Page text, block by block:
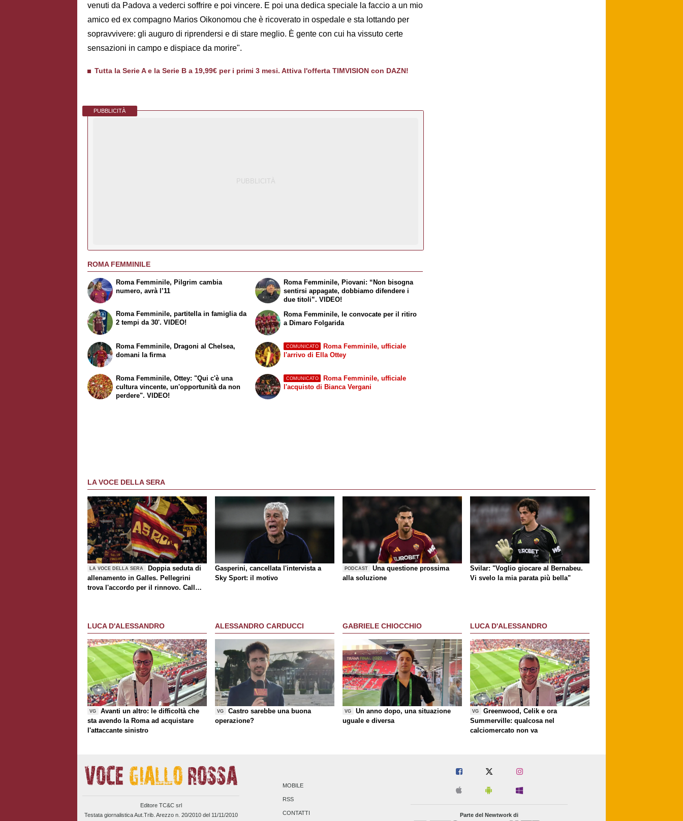
venuti da Padova a vederci soffrire e poi vincere. E poi una dedica speciale la faccio a un mio
amico ed ex compagno Marios Oikonomou che è ricoverato in ospedale e sta lottando per
sopravvivere: gli auguro di riprendersi e di stare meglio. È gente con cui ha vissuto certe
sensazioni in campo e dispiace da morire".
Tutta la Serie A e la Serie B a 19,99€ per i primi 3 mesi. Attiva l'offerta TIMVISION con DAZN!
PUBBLICITÀ
ROMA FEMMINILE
Roma Femminile, Pilgrim cambia
numero, avrà l’11
Roma Femminile, partitella in famiglia da
2 tempi da 30'. VIDEO!
Roma Femminile, Piovani: “Non bisogna
sentirsi appagate, dobbiamo difendere i
due titoli”. VIDEO!
Roma Femminile, le convocate per il ritiro
a Dimaro Folgarida
Roma Femminile, Dragoni al Chelsea,
domani la firma
Roma Femminile, Ottey: "Qui c'è una
cultura vincente, un'opportunità da non
perdere". VIDEO!
COMUNICATO
Roma Femminile, ufficiale
l'arrivo di Ella Ottey
COMUNICATO
Roma Femminile, ufficiale
l'acquisto di Bianca Vergani
LA VOCE DELLA SERA
LA VOCE DELLA SERA
Doppia seduta di
allenamento in Galles. Pellegrini
trova l'accordo per il rinnovo. Call
Gasperini, cancellata l'intervista a
Sky Sport: il motivo
PODCAST
Una questione prossima
alla soluzione
Svilar: "Voglio giocare al Bernabeu.
Vi svelo la mia parata più bella"
LUCA D'ALESSANDRO
VG
Avanti un altro: le difficoltà che
sta avendo la Roma ad acquistare
l'attaccante sinistro
ALESSANDRO CARDUCCI
VG
Castro sarebbe una buona
operazione?
GABRIELE CHIOCCHIO
VG
Un anno dopo, una situazione
uguale e diversa
LUCA D'ALESSANDRO
VG
Greenwood, Celik e ora
Summerville: qualcosa nel
calciomercato non va
Editore TC&C srl
Testata giornalistica Aut.Trib. Arezzo n. 20/2010 del 11/11/2010
MOBILE
RSS
CONTATTI Parte del Newtwork di